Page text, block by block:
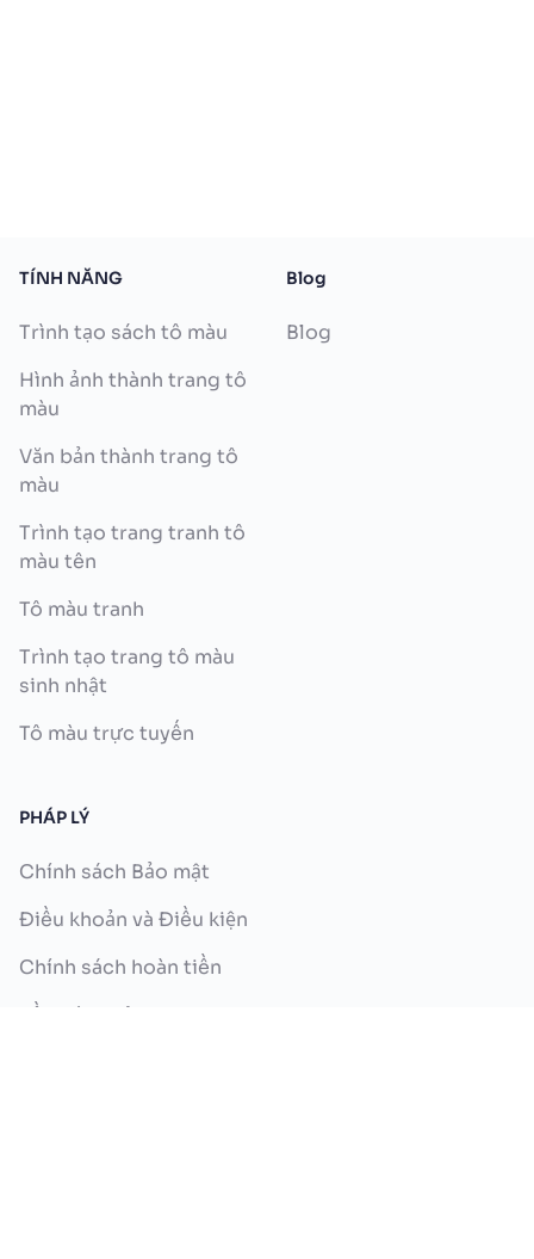
TÍNH NĂNG
Trình tạo sách tô màu
Hình ảnh thành trang tô
màu
Văn bản thành trang tô
màu
Trình tạo trang tranh tô
màu tên
Tô màu tranh
Trình tạo trang tô màu
sinh nhật
Tô màu trực tuyến
Blog
Blog
PHÁP LÝ
Chính sách Bảo mật
Điều khoản và Điều kiện
Chính sách hoàn tiền
Về chúng tôi